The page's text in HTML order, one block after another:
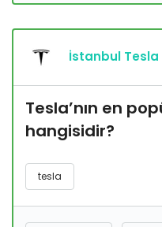
İstanbul Tesla
Tesla’nın en
hangisidir?
tesla